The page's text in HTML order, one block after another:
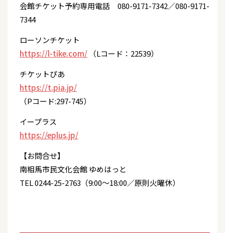
会館チケット予約専用電話 080-9171-7342／080-9171-
7344
ローソンチケット
https://l-tike.com/ （Lコード：22539）
チケットぴあ
https://t.pia.jp/
（Pコード:297-745）
イープラス
https://eplus.jp/
【お問合せ】
南相馬市民文化会館 ゆめはっと
TEL 0244-25-2763（9:00～18:00／原則火曜休）